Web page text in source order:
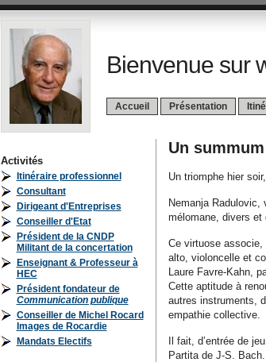
Bienvenue sur
Accueil Présentation
Un
Un triomphe hier
Nemanja Radulovic,
mélomane, divers et
Ce virtuose
alto, violoncelle et
Laure Favre-Kahn,
Cette aptitude à
autres instruments,
empathie collective.
Il fait, d’entrée de
Partita de J-S.
Activités
Itinéraire professionnel
Consultant
Dirigeant d'Entreprises
Conseiller d'Etat
Président de la CNDP
Militant de la concertation
Enseignant & Professeur à
HEC
Président fondateur de
Communication publique
Conseiller de Michel Rocard
Images de Rocardie
Mandats Electifs